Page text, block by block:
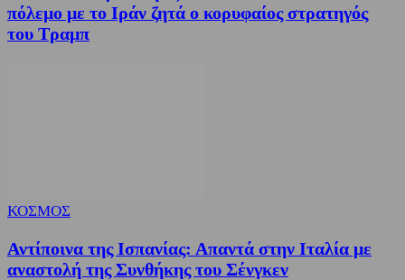
πόλεμο με το Ιράν ζητά ο κορυφαίος στρατηγός
του Τραμπ
ΚΟΣΜΟΣ
Αντίποινα της Ισπανίας: Απαντά στην Ιταλία με
αναστολή της Συνθήκης του Σένγκεν